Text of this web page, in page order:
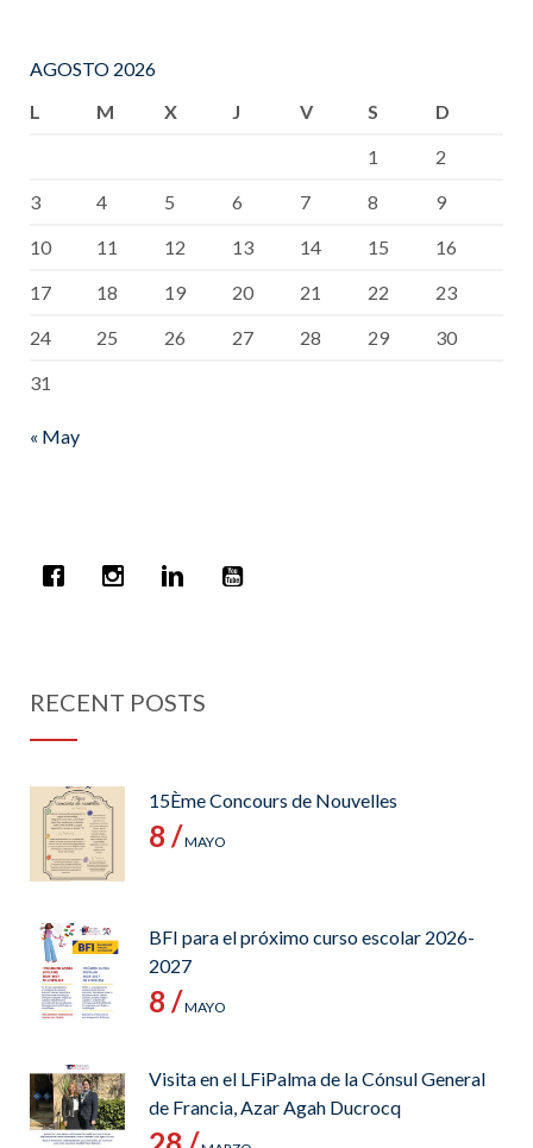
AGOSTO 2026
L
M X J V S
D
1
2
3
4 5 6 7 8
9
10
11 12 13 14 15
16
17
18 19 20 21 22
23
24
25 26 27 28 29
30
31
« May
RECENT POSTS
15Ème Concours de Nouvelles
8 /MAYO
BFI para el próximo curso escolar 2026-
2027
8 /MAYO
Visita en el LFiPalma de la Cónsul General
de Francia, Azar Agah Ducrocq